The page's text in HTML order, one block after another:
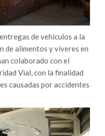
de vehículos a la
de alimentos y víveres en
colaborado con el
Vial, con la finalidad
causadas por accidentes